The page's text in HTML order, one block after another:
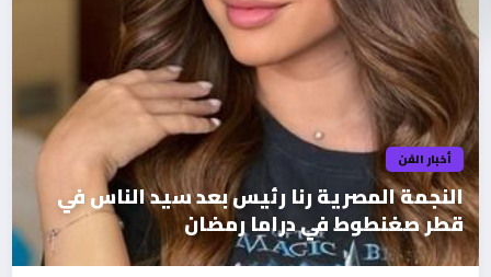
أخبار الفن
النجمة المصرية رنا رئيس بعد سيد الناس في
قطر صغنطوط في دراما رمضان